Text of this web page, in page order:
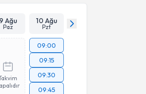
9 Ağu
Paz
10 Ağu
Pzt
09:00
09:15
09:30
09:45